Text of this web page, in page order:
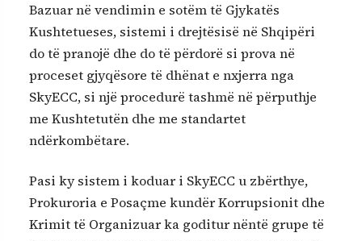
Bazuar në vendimin e sotëm të Gjykatës
Kushtetueses, sistemi i drejtësisë në Shqipëri
do të pranojë dhe do të përdorë si prova në
proceset gjyqësore të dhënat e nxjerra nga
SkyECC, si një procedurë tashmë në përputhje
me Kushtetutën dhe me standartet
ndërkombëtare.
Pasi ky sistem i koduar i SkyECC u zbërthye,
Prokuroria e Posaçme kundër Korrupsionit dhe
Krimit të Organizuar ka goditur nëntë grupe të